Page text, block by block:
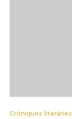
Cròniques literàries